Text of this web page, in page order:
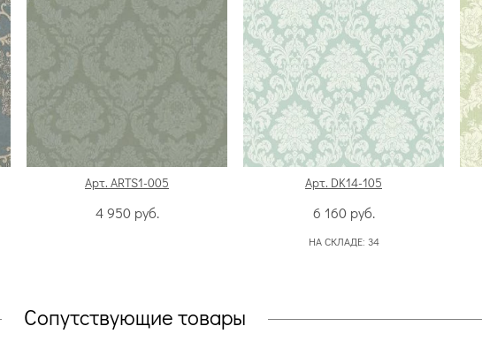
Арт. ARTS1-005
4 950 руб.
Арт. DK14-105
6 160 руб.
НА СКЛАДЕ: 34
Сопутствующие товары